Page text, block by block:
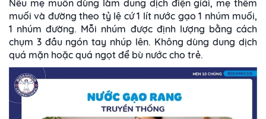
Nếu mẹ muốn dùng làm dung dịch điện giải, mẹ thêm
muối và đường theo tỷ lệ cứ 1 lít nước gạo 1 nhúm muối,
1 nhúm đường. Mỗi nhúm được định lượng bằng cách
chụm 3 đầu ngón tay nhúp lên. Không dùng dung dịch
quá mặn hoặc quá ngọt để bù nước cho trẻ.